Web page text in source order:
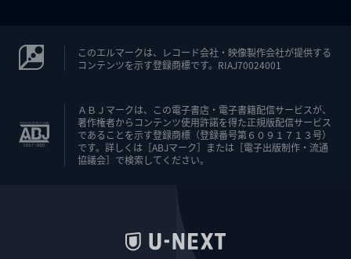
このエルマークは、レコード会社・映像製作会社が提供する
コンテンツを示す登録商標です。RIAJ70024001
ＡＢＪマークは、この電子書店・電子書籍配信サービスが、
著作権者からコンテンツ使用許諾を得た正規版配信サービス
であることを示す登録商標（登録番号第６０９１７１３号）
です。詳しくは［ABJマーク］または［電子出版制作・流通
協議会］で検索してください。